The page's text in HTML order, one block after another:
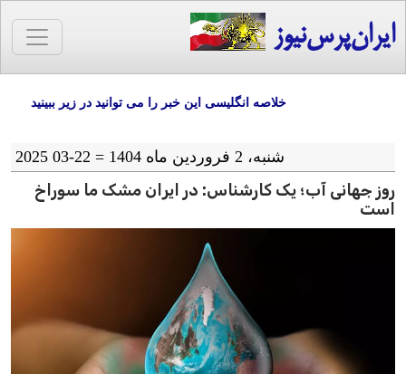
ایران‌پرس‌نیوز
خلاصه انگلیسی این خبر را می توانید در زیر ببینید
شنبه، 2 فروردین ماه 1404 = 22-03 2025
روز جهانی آب؛ یک کارشناس: در ایران مشک ما سوراخ
است